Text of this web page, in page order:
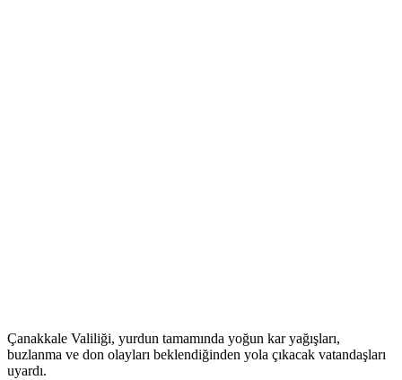
Çanakkale Valiliği, yurdun tamamında yoğun kar yağışları,
buzlanma ve don olayları beklendiğinden yola çıkacak vatandaşları
uyardı.